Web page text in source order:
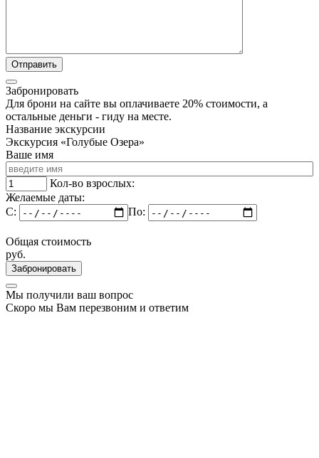
Забронировать
Для брони на сайте вы оплачиваете 20% стоимости, а
остальные деньги - гиду на месте.
Название экскурсии
Экскурсия «Голубые Озера»
Ваше имя
Кол-во взрослых:
Желаемые даты:
C:
По:
Общая стоимость
руб.
Забронировать
Мы получили ваш вопрос
Скоро мы Вам перезвоним и ответим